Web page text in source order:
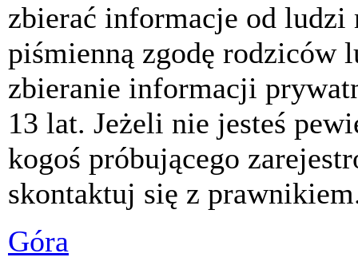
zbierać informacje od
piśmienną zgodę rodziców
zbieranie informacji
13 lat. Jeżeli nie jesteś
kogoś próbującego
skontaktuj się z
Góra